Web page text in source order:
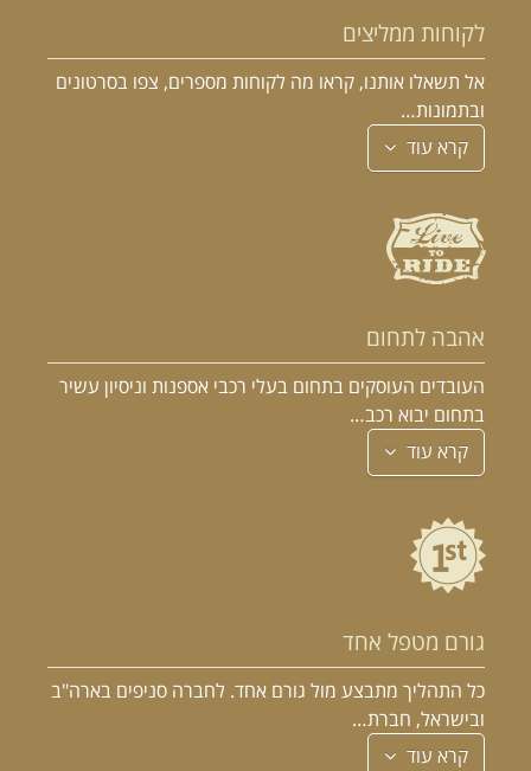
לקוחות ממליצים
אל תשאלו אותנו, קראו מה לקוחות מספרים, צפו בסרטונים
ובתמונות…
קרא עוד
אהבה לתחום
העובדים העוסקים בתחום בעלי רכבי אספנות וניסיון עשיר
בתחום יבוא רכב…
קרא עוד
גורם מטפל אחד
כל התהליך מתבצע מול גורם אחד. לחברה סניפים בארה"ב
ובישראל, חברת…
קרא עוד